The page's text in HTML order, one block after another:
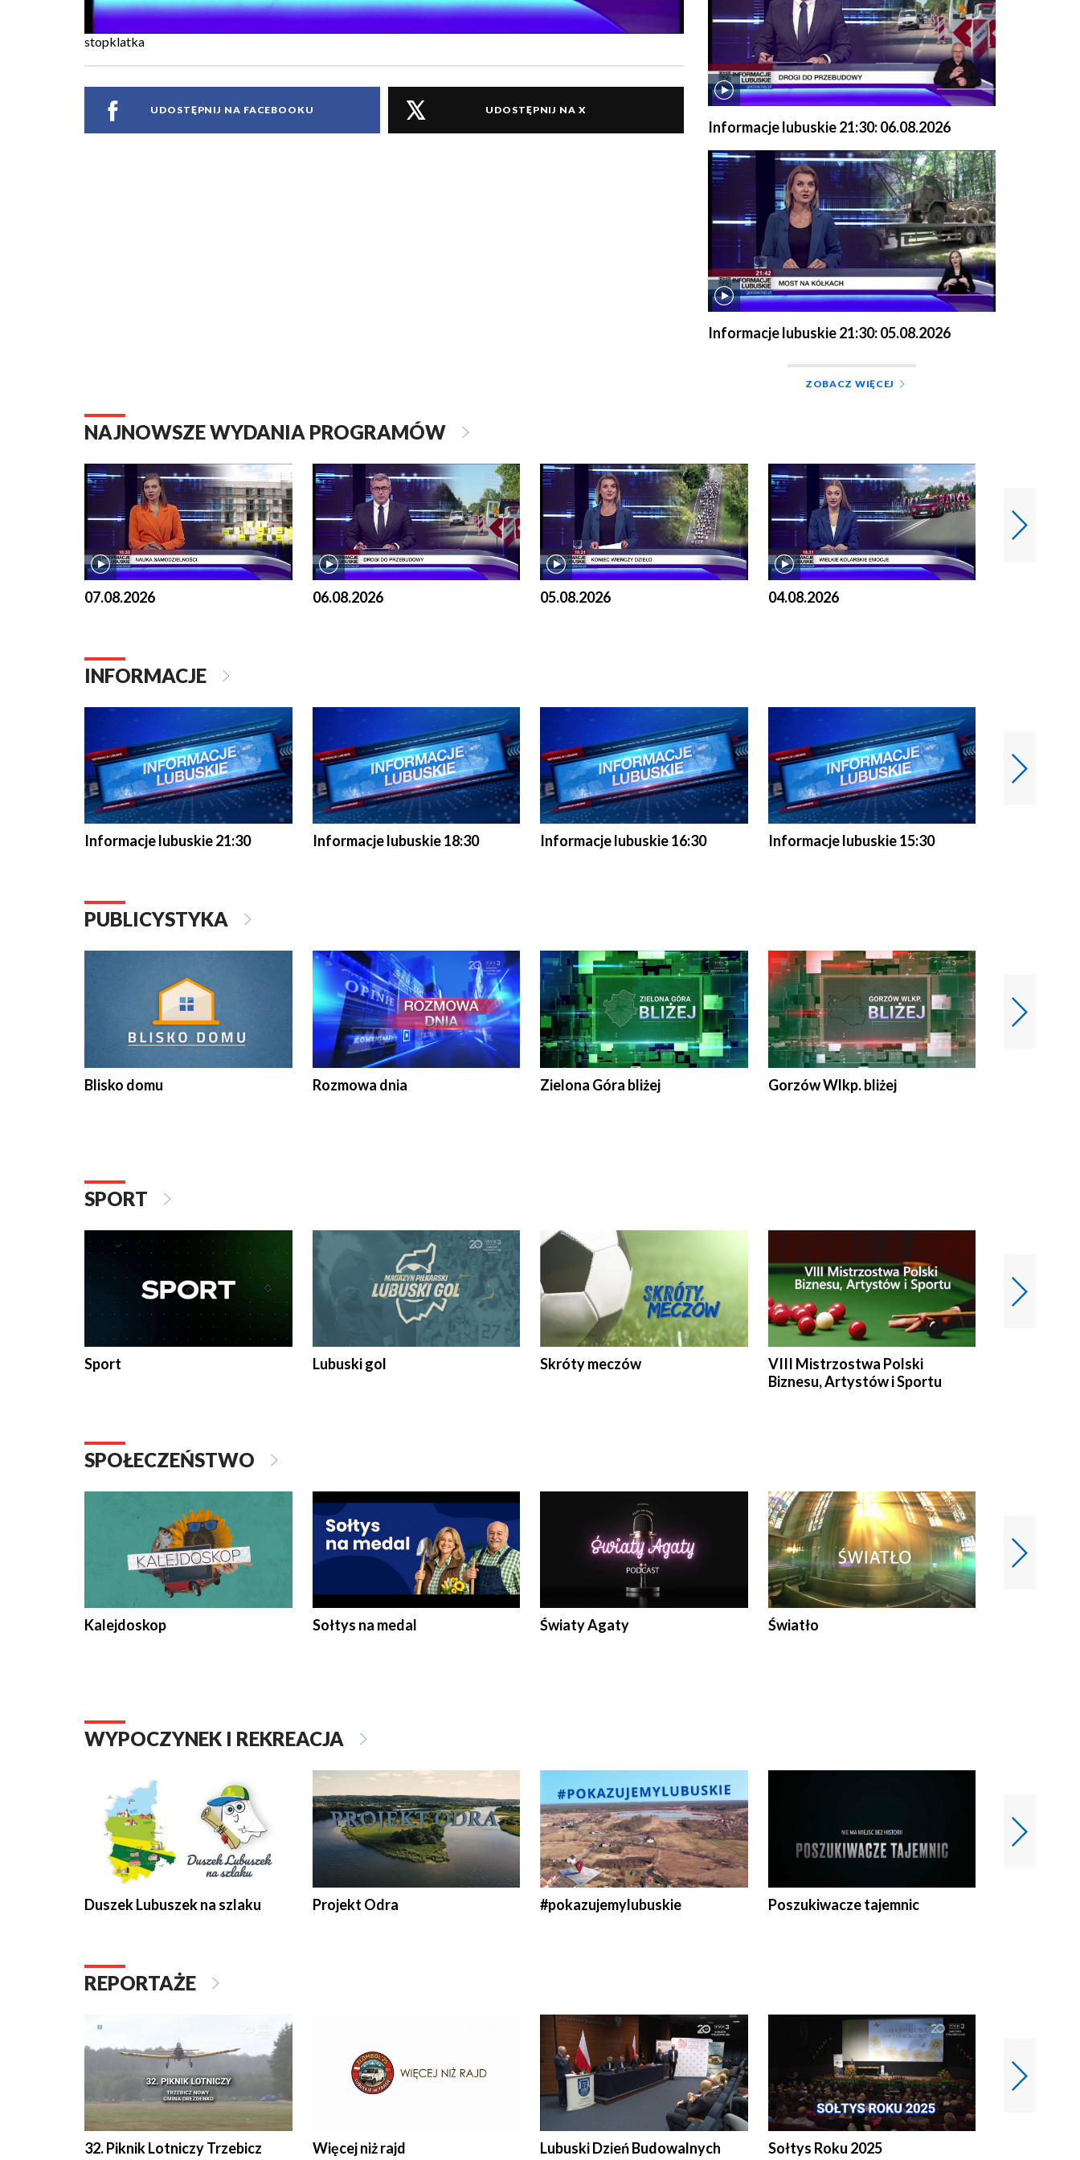
stopklatka
UDOSTĘPNIJ NA FACEBOOKU UDOSTĘPNIJ NA X
Informacje lubuskie 21:30: 06.08.2026
Informacje lubuskie 21:30: 05.08.2026
ZOBACZ WIĘCEJ
NAJNOWSZE WYDANIA PROGRAMÓW
07.08.2026 06.08.2026 05.08.2026 04.08.2026
INFORMACJE
Informacje lubuskie 21:30 Informacje lubuskie 18:30 Informacje lubuskie 16:30 Informacje lubuskie 15:30
PUBLICYSTYKA
Blisko domu Rozmowa dnia Zielona Góra bliżej Gorzów Wlkp. bliżej
SPORT
Sport Lubuski gol Skróty meczów
VIII Mistrzostwa Polski
Biznesu, Artystów i Sportu
SPOŁECZEŃSTWO
Kalejdoskop Sołtys na medal Światy Agaty Światło
WYPOCZYNEK I REKREACJA
Duszek Lubuszek na szlaku Projekt Odra #pokazujemylubuskie Poszukiwacze tajemnic
REPORTAŻE
32. Piknik Lotniczy Trzebicz
Więcej niż rajd Lubuski Dzień Budowalnych Sołtys Roku 2025